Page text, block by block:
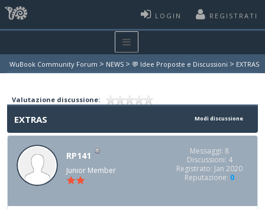
LOGIN REGISTRATI
WuBook Community Forum > NEWS > 💬 Idee Proposte e Discussioni > EXTRAS
Valutazione discussione:
Modi discussione
EXTRAS
RP141
Junior Member
Messaggi: 8
Discussioni: 4
Registrato: Jan 2020
Reputazione: 0